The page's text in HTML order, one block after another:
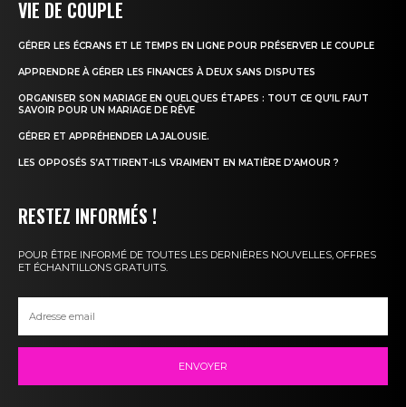
VIE DE COUPLE
GÉRER LES ÉCRANS ET LE TEMPS EN LIGNE POUR PRÉSERVER LE COUPLE
APPRENDRE À GÉRER LES FINANCES À DEUX SANS DISPUTES
ORGANISER SON MARIAGE EN QUELQUES ÉTAPES : TOUT CE QU’IL FAUT
SAVOIR POUR UN MARIAGE DE RÊVE
GÉRER ET APPRÉHENDER LA JALOUSIE.
LES OPPOSÉS S’ATTIRENT-ILS VRAIMENT EN MATIÈRE D’AMOUR ?
RESTEZ INFORMÉS !
POUR ÊTRE INFORMÉ DE TOUTES LES DERNIÈRES NOUVELLES, OFFRES
ET ÉCHANTILLONS GRATUITS.
ENVOYER